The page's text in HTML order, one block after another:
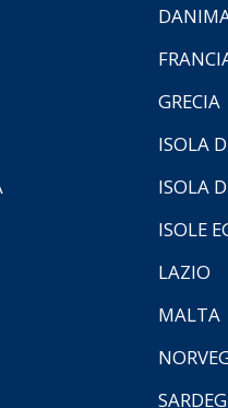
GRECIA
ISOLA
ISOLA
ISOLE
LAZIO
MALTA